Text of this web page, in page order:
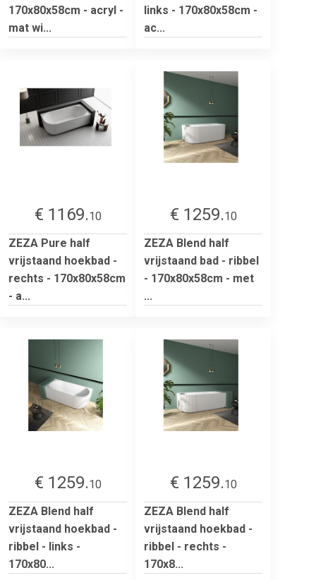
170x80x58cm - acryl -
mat wi...
links - 170x80x58cm -
ac...
€ 1169.10
ZEZA Pure half
vrijstaand hoekbad -
rechts - 170x80x58cm
- a...
€ 1259.10
ZEZA Blend half
vrijstaand bad - ribbel
- 170x80x58cm - met
...
€ 1259.10
ZEZA Blend half
vrijstaand hoekbad -
ribbel - links -
170x80...
€ 1259.10
ZEZA Blend half
vrijstaand hoekbad -
ribbel - rechts -
170x8...